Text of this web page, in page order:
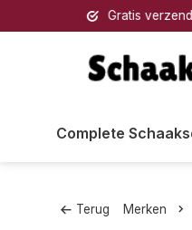
Gratis verzending
Complete
Terug Merken